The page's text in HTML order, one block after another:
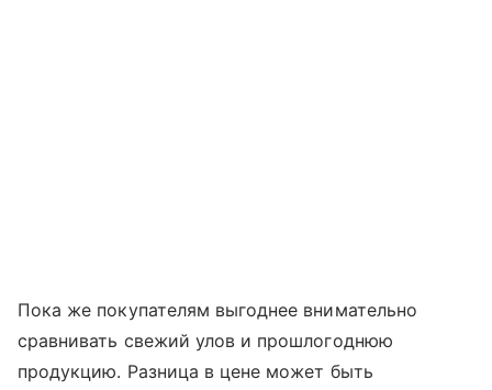
Пока же покупателям выгоднее внимательно
сравнивать свежий улов и прошлогоднюю
продукцию. Разница в цене может быть